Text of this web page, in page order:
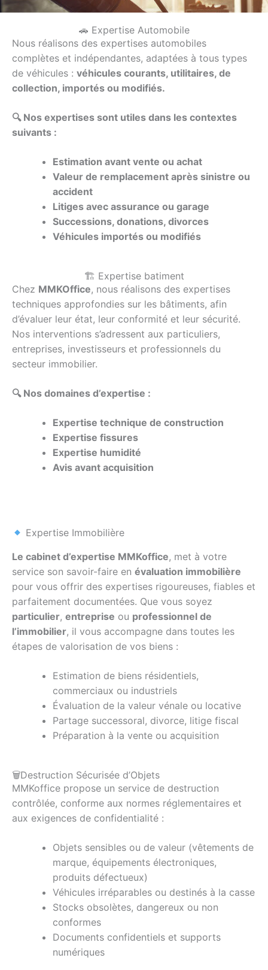
🏗️ Expertise batiment
Chez MMKOffice, nous réalisons des expertises
techniques approfondies sur les bâtiments, afin
d’évaluer leur état, leur conformité et leur sécurité.
Nos interventions s’adressent aux particuliers,
entreprises, investisseurs et professionnels du
secteur immobilier.
🔍 Nos domaines d’expertise :
Expertise technique de construction
Expertise fissures
Expertise humidité
Avis avant acquisition
🚗 Expertise Automobile
Nous réalisons des expertises automobiles
complètes et indépendantes, adaptées à tous types
de véhicules : véhicules courants, utilitaires, de
collection, importés ou modifiés.
🔍Nos expertises sont utiles dans les contextes
suivants :
Estimation avant vente ou achat
Valeur de remplacement après sinistre ou
accident
Litiges avec assurance ou garage
Successions, donations, divorces
Véhicules importés ou modifiés
Expertise Immobilière
Le cabinet d’expertise MMKoffice, met à votre
service son savoir-faire en évaluation immobilière
pour vous offrir des expertises rigoureuses, fiables et
parfaitement documentées. Que vous soyez
particulier, entreprise ou professionnel de
l’immobilier, il vous accompagne dans toutes les
étapes de valorisation de vos biens :
Estimation de biens résidentiels,
commerciaux ou industriels
Évaluation de la valeur vénale ou locative
Partage successoral, divorce, litige fiscal
Préparation à la vente ou acquisition
🗑️Destruction Sécurisée d’Objets
MMKoffice propose un service de destruction
contrôlée, conforme aux normes réglementaires et
aux exigences de confidentialité :
Objets sensibles ou de valeur (vêtements de
marque, équipements électroniques,
produits défectueux)
Véhicules irréparables ou destinés à la casse
Stocks obsolètes, dangereux ou non
conformes
Documents confidentiels et supports
numériques